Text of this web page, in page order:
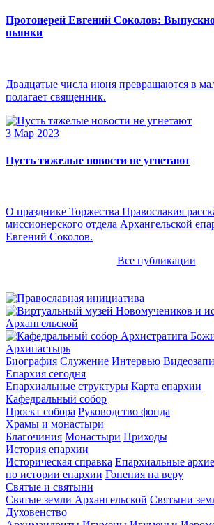
Протоиерей Евгений Соколов:
пьянки
Двадцатые числа июня превращаются в
полагает священник.
3 Мар 2023
Пусть тяжелые новости не угнетают
О празднике Торжества Православия
миссионерского отдела Архангельской
Евгений Соколов.
Все публикации
Архипастырь
Биография Служение Интервью
Епархия сегодня
Епархиальные структуры Карта епархии
Кафедральный собор
Проект собора Руководство фонда
Храмы и монастыри
Благочиния Монастыри Приходы
История епархии
Историческая справка Епархиальные
по истории епархии Гонения на веру
Святые и святыни
Святые земли Архангельской Святыни
Духовенство